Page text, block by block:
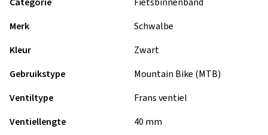
Merk
Schwalbe
Kleur
Zwart
Gebruikstype
Mountain Bike (MTB)
Ventiltype
Frans ventiel
Ventiellengte
40 mm